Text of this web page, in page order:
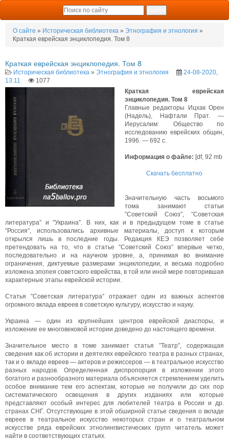
О сайте » Историческая библиотека » Этнография и этнология »
Краткая еврейская энциклопедия. Том 8
Краткая еврейская энциклопедия. Том 8
Историческая библиотека » Этнография и этнология
24-08-2020,
13:11
1077
Краткая еврейская
энциклопедия. Том 8
Главные редакторы Ицхак Орен
(Надель), Нафтали Прат. —
Иерусалим: Общество по
исследованию еврейских общин,
1996. — 692 с.
Информация о файле: [df, 92 mb
Скачать бесплатно
Значительную часть восьмого
тома занимают статьи
”Советский Союз”, ”Советская
литература” и ”Украина”. В них, как и в предыдущем томе в статье
”Россия”, использовались архивные материалы, доступ к которым
открылся лишь в последние годы. Редакция КЕЭ позволяет себе
претендовать на то, что в статье ”Советский Союз” впервые четко,
последовательно и на научном уровне, а, принимая во внимание
ограничения, диктуемые размерами энциклопедии, и весьма подробно
изложена эпопея советского еврейства, в той или иной мере повторившая
характерные этапы еврейской истории.
Статья ”Советская литература” отражает один из важных аспектов
огромного вклада евреев в советскую культуру, искусство и науку.
Украина — один из крупнейших центров еврейской диаспоры, и
изложение ее многовековой истории доведено до настоящего времени.
Значительное место в томе занимает статья ”Театр”, содержащая
сведения как об истории и деятелях еврейского театра в разных странах,
так и о вкладе евреев — актеров и режиссеров — в театральное искусство
разных народов. Определенная диспропорция в изложении этого
богатого и разнообразного материала объясняется стремлением уделить
особое внимание тем его аспектам, которые не получили до сих пор
систематического освещения в других изданиях или которые
представляют особый интерес для любителей театра в России и др.
странах СНГ. Отсутствующие в этой обширной статье сведения о вкладе
евреев в театральное искусство некоторых стран и о театральном
искусстве ряда еврейских этнолингвистических групп читатель может
найти в соответствующих статьях.